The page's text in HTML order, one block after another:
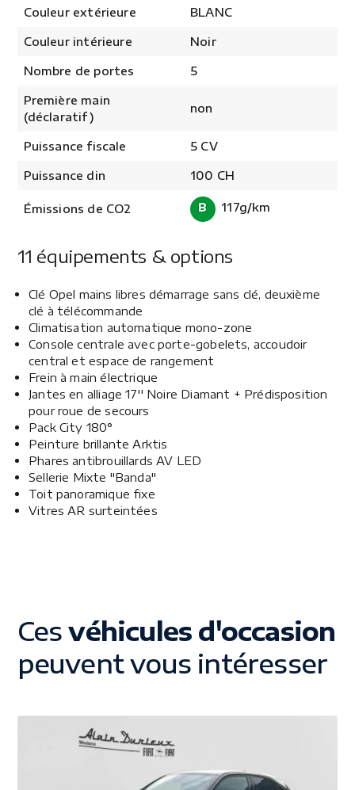
Couleur extérieure BLANC
Couleur intérieure Noir
Nombre de portes 5
Première main
(déclaratif)
non
Puissance fiscale 5 CV
Puissance din 100 CH
Émissions de CO2 B 117g/km
11 équipements & options
Clé Opel mains libres démarrage sans clé, deuxième
clé à télécommande
Climatisation automatique mono-zone
Console centrale avec porte-gobelets, accoudoir
central et espace de rangement
Frein à main électrique
Jantes en alliage 17'' Noire Diamant + Prédisposition
pour roue de secours
Pack City 180°
Peinture brillante Arktis
Phares antibrouillards AV LED
Sellerie Mixte "Banda"
Toit panoramique fixe
Vitres AR surteintées
Cesvéhicules d'occasion
peuvent vous intéresser